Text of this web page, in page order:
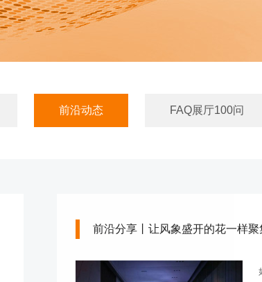
前沿动态 FAQ展厅100问
前沿分享丨让风象盛开的花一样聚